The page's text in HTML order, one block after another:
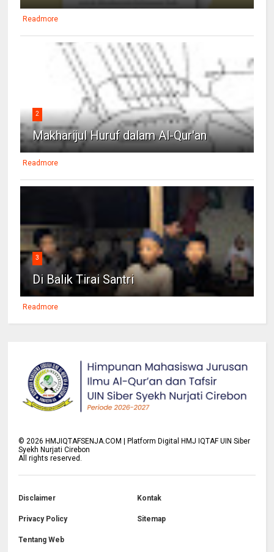
Readmore
2
Makharijul Huruf dalam Al-Qur'an
Readmore
3
Di Balik Tirai Santri
Readmore
©2026 HMJIQTAFSENJA.COM | Platform Digital HMJ IQTAF UIN Siber
Syekh Nurjati Cirebon
All rights reserved.
Disclaimer Kontak
Privacy Policy Sitemap
Tentang Web